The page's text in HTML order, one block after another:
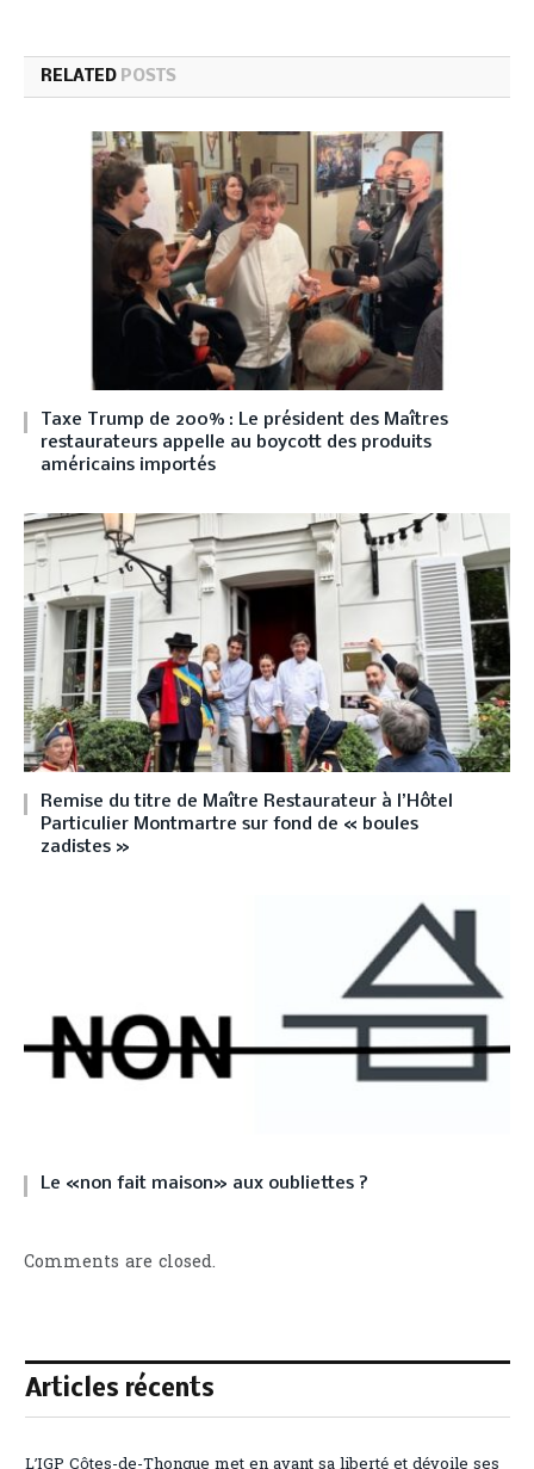
RELATED POSTS
Taxe Trump de 200% : Le président des Maîtres
restaurateurs appelle au boycott des produits
américains importés
Remise du titre de Maître Restaurateur à l’Hôtel
Particulier Montmartre sur fond de « boules
zadistes »
Le «non fait maison» aux oubliettes ?
Comments are closed.
Articles récents